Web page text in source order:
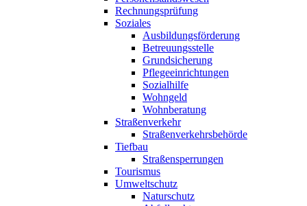
Rechnungsprüfung
Soziales
Ausbildungsförderung
Betreuungsstelle
Grundsicherung
Pflegeeinrichtungen
Sozialhilfe
Wohngeld
Wohnberatung
Straßenverkehr
Straßenverkehrsbehörde
Tiefbau
Straßensperrungen
Tourismus
Umweltschutz
Naturschutz